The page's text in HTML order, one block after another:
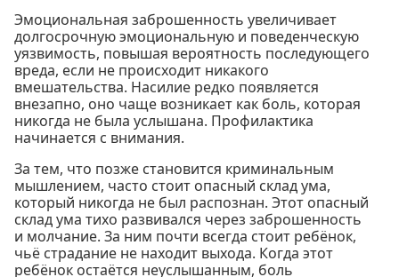
Эмоциональная заброшенность увеличивает
долгосрочную эмоциональную и поведенческую
уязвимость, повышая вероятность последующего
вреда, если не происходит никакого
вмешательства. Насилие редко появляется
внезапно, оно чаще возникает как боль, которая
никогда не была услышана. Профилактика
начинается с внимания.
За тем, что позже становится криминальным
мышлением, часто стоит опасный склад ума,
который никогда не был распознан. Этот опасный
склад ума тихо развивался через заброшенность
и молчание. За ним почти всегда стоит ребёнок,
чьё страдание не находит выхода. Когда этот
ребёнок остаётся неуслышанным, боль